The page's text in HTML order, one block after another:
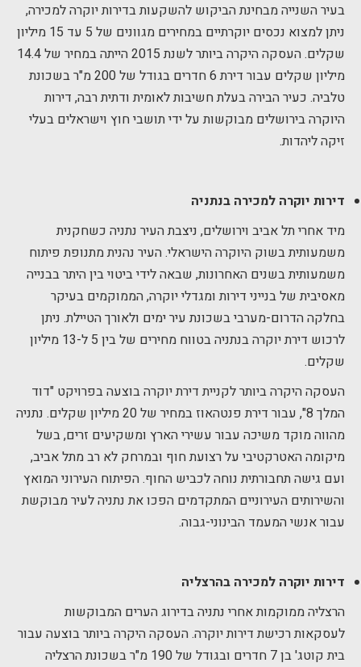
בעיר השנייה מבחינת הביקוש להשקעות בדירות יוקרה למכירה,
ניתן למצוא נכסים יוקרתיים במחירים מגוונים של 5 עד 15 מיליון
שקלים. העסקה היקרה ביותר לשנת 2015 הייתה במחיר של 14.4
מיליון שקלים עבור דירת 6 חדרים בגודל של 200 מ"ר בשכונת
טלביה. כעיר הבירה בעלת חשיבות לאומית ודתית רבה, דירות
היוקרה בירושלים מבוקשות על ידי תושבי חוץ וישראלים בעלי
זיקה ליהדות.
דירות יוקרה למכירה בנתניה
מיד אחרי תל אביב וירושלים, ניצבת העיר נתניה כשחקנית
משמעותית בשוק היוקרה הישראלי. העיר נהנית מתנופת פיתוח
משמעותית בשנים האחרונות, שבאה לידי ביטוי בין היתר בבנייה
מאסיבית של בנייני דירות ומגדלי יוקרה, הממוקמים בעיקר
בחלקה הדרום-מערבי בשכונת עיר ימים ולאורך הטיילת. ניתן
לרכוש דירת יוקרה בנתניה בטווח מחירים של בין 5 ל-13 מיליון
שקלים.
העסקה היקרה ביותר לקניית דירת יוקרה בוצעה בפרויקט "דוד
המלך 8", עבור דירת פנטהאוז במחיר של 20 מיליון שקלים. נתניה
מהווה מוקד משיכה עבור עשירי הארץ ומשקיעים זרים, בשל
מיקומה האטרקטיבי על רצועת חוף ובמרחק לא רב מתל אביב,
ועם גישה תחבורתית נוחה לכביש החוף. הפיתוח העירוני המואץ
והשירותים העירוניים המתקדמים הפכו את נתניה לעיר מבוקשת
עבור אנשי המעמד הבינוני-גבוה.
דירות יוקרה למכירה בהרצליה
הרצליה ממוקמות אחרי נתניה בדירוג הערים המבוקשות
לעסקאות רכישת דירות יוקרה. העסקה היקרה ביותר בוצעה עבור
בית קוטג' בן 7 חדרים ובגודל של 190 מ"ר בשכונת הרצליה